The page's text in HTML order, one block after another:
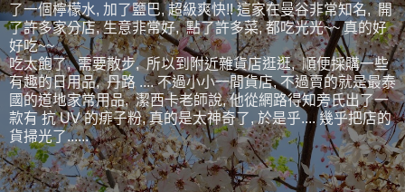
了一個檸檬水, 加了鹽巴, 超級爽快!! 這家在曼谷非常知名, 開
了許多家分店, 生意非常好, 點了許多菜, 都吃光光~~ 真的好
好吃~~
吃太飽了, 需要散步, 所以到附近雜貨店逛逛, 順便採購一些
有趣的日用品, 丹路 .... 不過小小一間貨店, 不過賣的就是最泰
國的道地家常用品, 潔西卡老師說, 他從網路得知旁氏出了一
款有 抗 UV 的痱子粉, 真的是太神奇了, 於是乎.... 幾乎把店的
貨掃光了......